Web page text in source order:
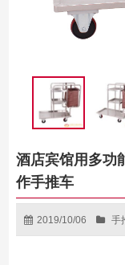
酒店宾馆用多功
作手推车
2019/10/06 手